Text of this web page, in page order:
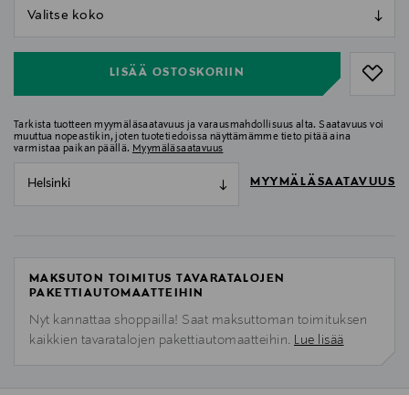
LISÄÄ OSTOSKORIIN
Tarkista tuotteen myymäläsaatavuus ja varausmahdollisuus alta. Saatavuus voi
muuttua nopeastikin, joten tuotetiedoissa näyttämämme tieto pitää aina
varmistaa paikan päällä. Myymäläsaatavuus
Helsinki MYYMÄLÄSAATAVUUS
MAKSUTON TOIMITUS TAVARATALOJEN
PAKETTIAUTOMAATTEIHIN
Nyt kannattaa shoppailla! Saat maksuttoman toimituksen
kaikkien tavaratalojen pakettiautomaatteihin. Lue lisää